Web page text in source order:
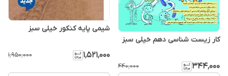
کار زیست شناسی دهم خیلی سبز
۳۴۴٬۰۰۰ ۴۴۰٬۰۰۰
شیمی پایه کنکور خیلی سبز
۱٬۵۲۱٬۰۰۰ ۱٬۹۵۰٬۰۰۰